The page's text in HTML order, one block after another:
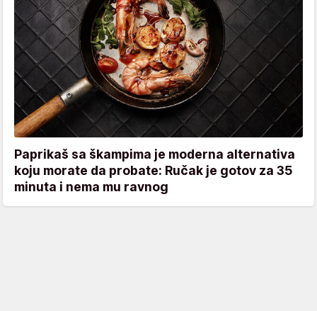
Paprikaš sa škampima je moderna alternativa
koju morate da probate: Ručak je gotov za 35
minuta i nema mu ravnog